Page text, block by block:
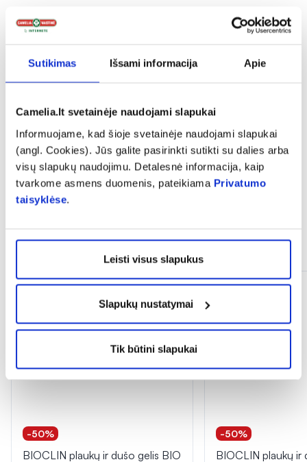
Sutikimas Išsami informacija Apie
Camelia.lt svetainėje naudojami slapukai
Informuojame, kad šioje svetainėje naudojami slapukai
(angl. Cookies). Jūs galite pasirinkti sutikti su dalies arba
visų slapukų naudojimu. Detalesnė informacija, kaip
tvarkome asmens duomenis, pateikiama Privatumo
taisyklėse.
Leisti visus slapukus
Slapukų nustatymai
Tik būtini slapukai
Atsiliepimai (1)
-50%
BIOCLIN plaukų ir dušo gelis BIO
-50%
BIOCLIN plaukų ir